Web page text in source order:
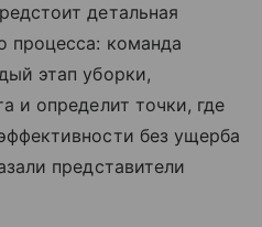
детальная
процесса: команда
этап уборки,
и определит точки, где
без ущерба
представители